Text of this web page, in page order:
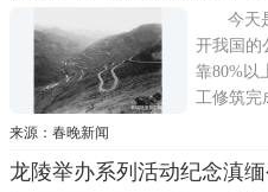
愿者们
的鲜花、
今天
开我国的
靠80%以
工修筑完
峻岭的
还从来没
来源：春晚新闻
龙陵举办系列活动纪念滇